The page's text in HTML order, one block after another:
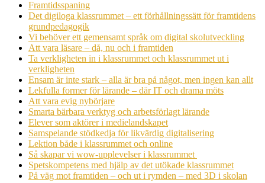
Framtidsspaning
Det digiloga klassrummet – ett förhållningssätt för framtidens
grundpedagogik
Vi behöver ett gemensamt språk om digital skolutveckling
Att vara läsare – då, nu och i framtiden
Ta verkligheten in i klassrummet och klassrummet ut i
verkligheten
Ensam är inte stark – alla är bra på något, men ingen kan allt
Lekfulla former för lärande – där IT och drama möts
Att vara evig nybörjare
Smarta bärbara verktyg och arbetsförlagt lärande
Elever som aktörer i medielandskapet
Samspelande stödkedja för likvärdig digitalisering
Lektion både i klassrummet och online
Så skapar vi wow-upplevelser i klassrummet
Spetskompetens med hjälp av det utökade klassrummet
På väg mot framtiden – och ut i rymden – med 3D i skolan